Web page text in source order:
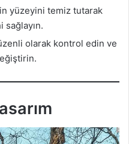
yüzeyini temiz tutarak
olarak kontrol edin ve